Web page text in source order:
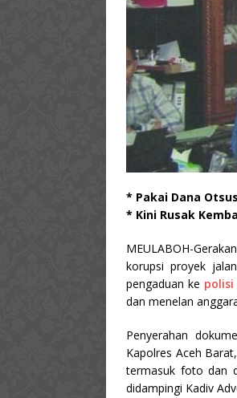
* Pakai Dana
* Kini Rusak
MEULABOH-
korupsi proyek
pengaduan ke polisi
dan menelan
Penyerahan
Kapolres Aceh
termasuk foto dan
didampingi Kadiv